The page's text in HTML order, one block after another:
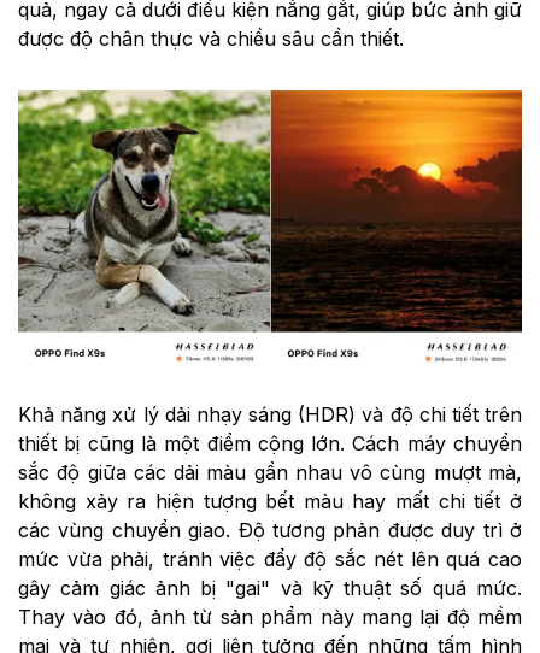
quả, ngay cả dưới điều kiện nắng gắt, giúp bức ảnh giữ
được độ chân thực và chiều sâu cần thiết.
Khả năng xử lý dải nhạy sáng (HDR) và độ chi tiết trên
thiết bị cũng là một điểm cộng lớn. Cách máy chuyển
sắc độ giữa các dải màu gần nhau vô cùng mượt mà,
không xảy ra hiện tượng bết màu hay mất chi tiết ở
các vùng chuyển giao. Độ tương phản được duy trì ở
mức vừa phải, tránh việc đẩy độ sắc nét lên quá cao
gây cảm giác ảnh bị "gai" và kỹ thuật số quá mức.
Thay vào đó, ảnh từ sản phẩm này mang lại độ mềm
mại và tự nhiên, gợi liên tưởng đến những tấm hình